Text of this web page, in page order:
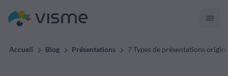
Accueil Blog Présentations 7 Types de présentations